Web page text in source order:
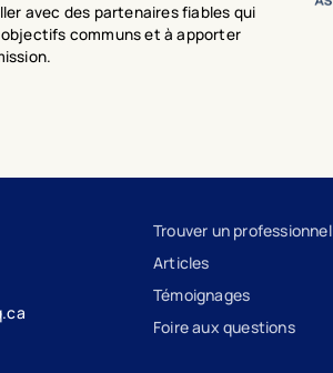
avec des partenaires fiables qui
communs et à apporter
Trouver un professionnel
Articles
Témoignages
Foire aux questions